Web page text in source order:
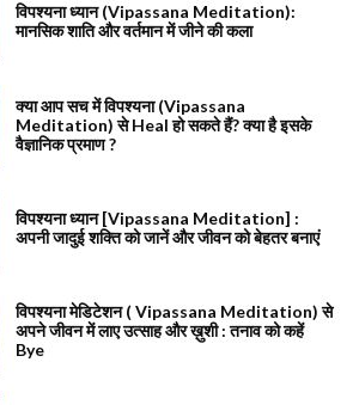
विपश्यना ध्यान (Vipassana Meditation):
मानसिक शाति और वर्तमान में जीने की कला
क्या आप सच में विपश्यना (Vipassana
Meditation) से Heal हो सकते हैं? क्या है इसके
वैज्ञानिक प्रमाण ?
विपश्यना ध्यान [Vipassana Meditation] :
अपनी जादुई शक्ति को जानें और जीवन को बेहतर बनाएं
विपश्यना मेडिटेशन ( Vipassana Meditation) से
अपने जीवन में लाए उत्साह और ख़ुशी : तनाव को कहें
Bye